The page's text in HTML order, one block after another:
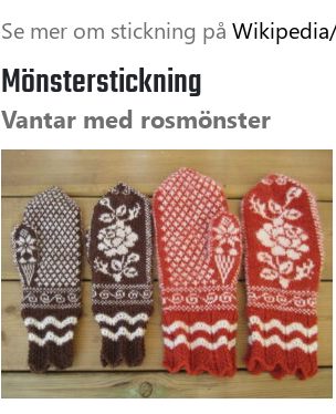
Se mer om stickning på
Mönsterstickning
Vantar med rosmönster